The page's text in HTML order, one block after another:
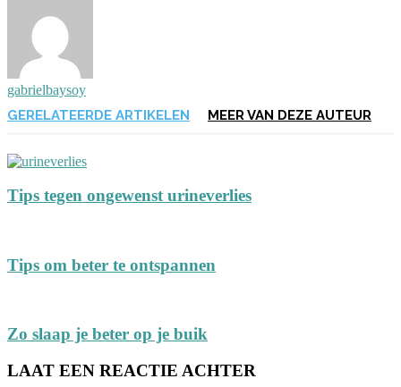
gabrielbaysoy
GERELATEERDE ARTIKELEN MEER VAN DEZE AUTEUR
Tips tegen ongewenst urineverlies
Tips om beter te ontspannen
Zo slaap je beter op je buik
LAAT EEN REACTIE ACHTER